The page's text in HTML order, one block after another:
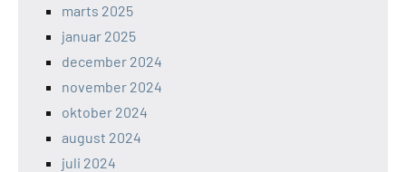
marts 2025
januar 2025
december 2024
november 2024
oktober 2024
august 2024
juli 2024